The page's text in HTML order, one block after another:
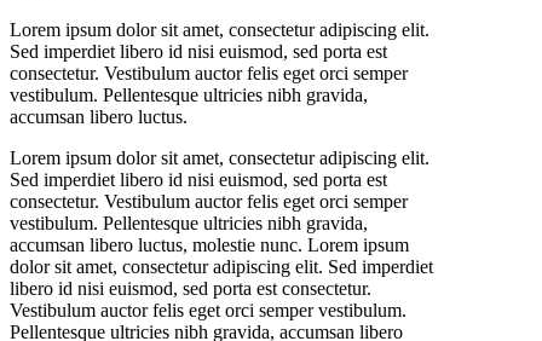
Lorem ipsum dolor sit amet, consectetur adipiscing elit.
Sed imperdiet libero id nisi euismod, sed porta est
consectetur. Vestibulum auctor felis eget orci semper
vestibulum. Pellentesque ultricies nibh gravida,
accumsan libero luctus.
Lorem ipsum dolor sit amet, consectetur adipiscing elit.
Sed imperdiet libero id nisi euismod, sed porta est
consectetur. Vestibulum auctor felis eget orci semper
vestibulum. Pellentesque ultricies nibh gravida,
accumsan libero luctus, molestie nunc. Lorem ipsum
dolor sit amet, consectetur adipiscing elit. Sed imperdiet
libero id nisi euismod, sed porta est consectetur.
Vestibulum auctor felis eget orci semper vestibulum.
Pellentesque ultricies nibh gravida, accumsan libero